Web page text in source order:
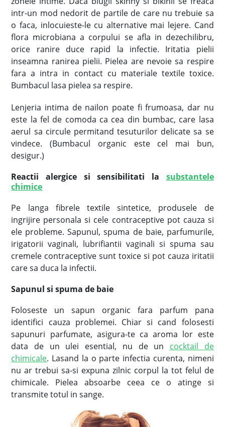
intr-un mod nedorit de partile de care nu trebuie sa
o faca, inlocuieste-le cu alternative mai lejere. Cand
flora microbiana a corpului se afla in dezechilibru,
orice ranire duce rapid la infectie. Iritatia pielii
inseamna ranirea pielii. Pielea are nevoie sa respire
fara a intra in contact cu materiale textile toxice.
Bumbacul lasa pielea sa respire.
Lenjeria intima de nailon poate fi frumoasa, dar nu
este la fel de comoda ca cea din bumbac, care lasa
aerul sa circule permitand tesuturilor delicate sa se
vindece. (Bumbacul organic este cel mai bun,
desigur.)
Reactii alergice si sensibilitati la substantele
chimice
Pe langa fibrele textile sintetice, produsele de
ingrijire personala si cele contraceptive pot cauza si
ele probleme. Sapunul, spuma de baie, parfumurile,
irigatorii vaginali, lubrifiantii vaginali si spuma sau
cremele contraceptive sunt toxice si pot cauza iritatii
care sa duca la infectii.
Sapunul si spuma de baie
Foloseste un sapun organic fara parfum pana
identifici cauza problemei. Chiar si cand folosesti
sapunuri parfumate, asigura-te ca aroma lor este
data de un ulei esential, nu de un cocktail de
chimicale. Lasand la o parte infectia curenta, nimeni
nu ar trebui sa-si expuna zilnic corpul la tot felul de
chimicale. Pielea absoarbe ceea ce o atinge si
transmite totul in sange.